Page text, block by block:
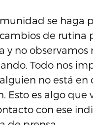
se haga
de rutina
y no
Todo nos
no está
Esto es algo que
con ese